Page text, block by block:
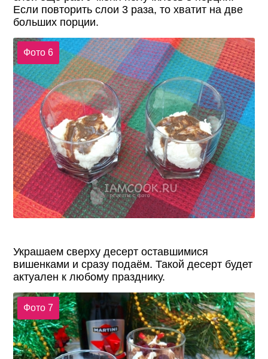
Если повторить слои 3 раза, то хватит на две
больших порции.
Фото 6
Украшаем сверху десерт оставшимися
вишенками и сразу подаём. Такой десерт будет
актуален к любому празднику.
Фото 7